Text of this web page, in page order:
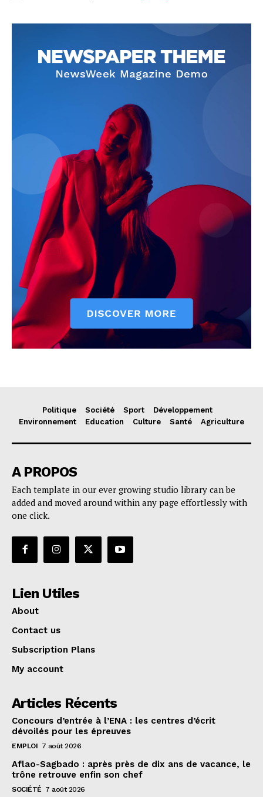
Politique Société Sport
Développement
Environnement
Education Culture Santé Agriculture
A PROPOS
Each template in our ever growing studio library can be
added and moved around within any page effortlessly with
one click.
Lien Utiles
About
Contact us
Subscription Plans
My account
Articles Récents
Concours d’entrée à l’ENA : les centres d’écrit
dévoilés pour les épreuves
EMPLOI 7 août 2026
Aflao-Sagbado : après près de dix ans de vacance, le
trône retrouve enfin son chef
SOCIÉTÉ 7 août 2026